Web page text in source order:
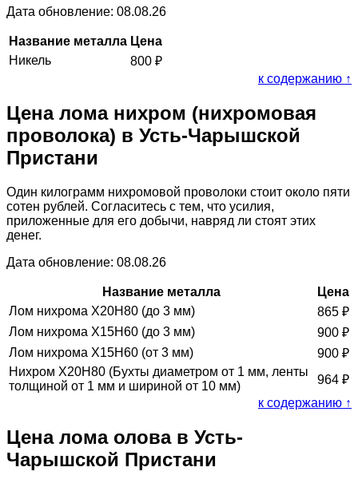
Дата обновление: 08.08.26
Название металла Цена
Никель
800 ₽
к содержанию ↑
Цена лома нихром (нихромовая
проволока) в Усть-Чарышской
Пристани
Один килограмм нихромовой проволоки стоит около пяти
сотен рублей. Согласитесь с тем, что усилия,
приложенные для его добычи, навряд ли стоят этих
денег.
Дата обновление: 08.08.26
Название металла
Цена
Лом нихрома Х20Н80 (до 3 мм)
865 ₽
Лом нихрома Х15Н60 (до 3 мм)
900 ₽
Лом нихрома Х15Н60 (от 3 мм)
900 ₽
Нихром Х20Н80 (Бухты диаметром от 1 мм, ленты
толщиной от 1 мм и шириной от 10 мм)
964 ₽
к содержанию ↑
Цена лома олова в Усть-
Чарышской Пристани